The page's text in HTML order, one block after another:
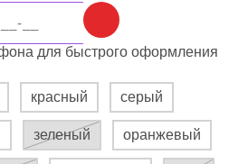
для быстрого оформления
красный серый
зеленый оранжевый